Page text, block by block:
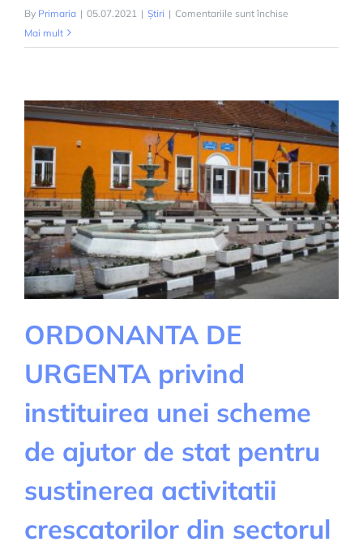
By Primaria | 05.07.2021 | Știri | Comentariile sunt închise
nr.
asigurarea
obligatorie
a
locuintelor
impotriva
cutremurelor,
alunecarilor
de
teren
Mai mult
ORDONANTA DE
URGENTA privind
instituirea unei scheme
de ajutor de stat pentru
sustinerea activitatii
crescatorilor din sectorul